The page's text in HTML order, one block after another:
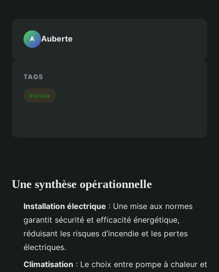
Une synthèse opérationnelle
Installation électrique : Une mise aux normes
garantit sécurité et efficacité énergétique,
réduisant les risques d’incendie et les pertes
électriques.
Climatisation : Le choix entre pompe à chaleur et
A Auberte
TAGS
travaux